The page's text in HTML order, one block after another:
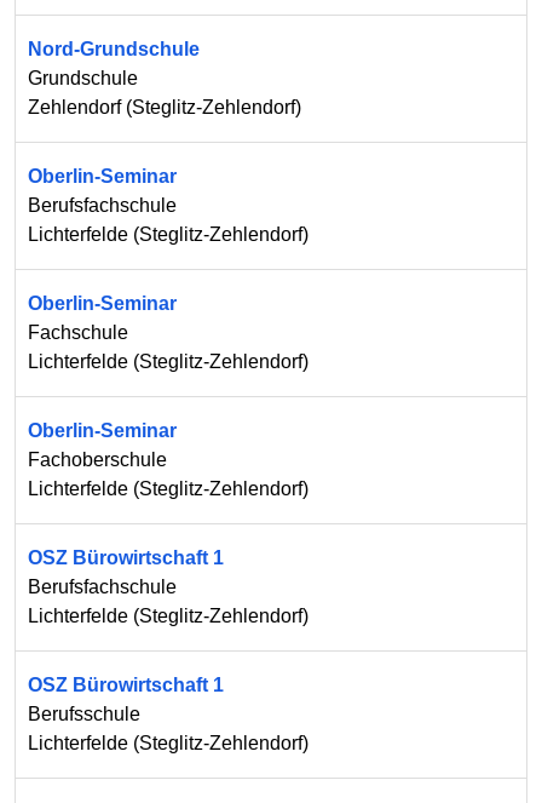
Nord-Grundschule
Grundschule
Zehlendorf(Steglitz-Zehlendorf)
Oberlin-Seminar
Berufsfachschule
Lichterfelde (Steglitz-Zehlendorf)
Oberlin-Seminar
Fachschule
Lichterfelde (Steglitz-Zehlendorf)
Oberlin-Seminar
Fachoberschule
Lichterfelde (Steglitz-Zehlendorf)
OSZ Bürowirtschaft 1
Berufsfachschule
Lichterfelde (Steglitz-Zehlendorf)
OSZ Bürowirtschaft 1
Berufsschule
Lichterfelde (Steglitz-Zehlendorf)